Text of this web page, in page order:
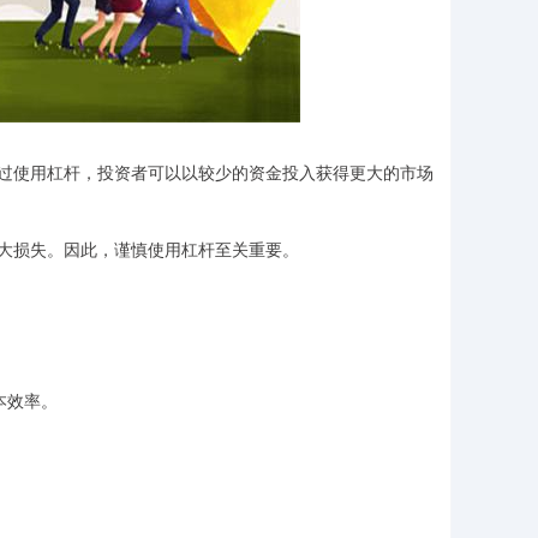
用杠杆，投资者可以以较少的资金投入获得更大的市场
失。因此，谨慎使用杠杆至关重要。
率。